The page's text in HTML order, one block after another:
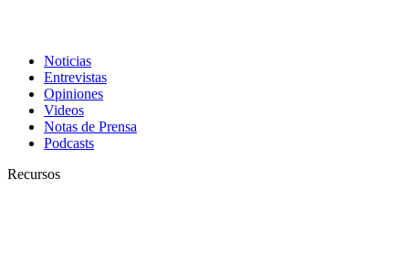
Noticias
Entrevistas
Opiniones
Videos
Notas de Prensa
Podcasts
Recursos